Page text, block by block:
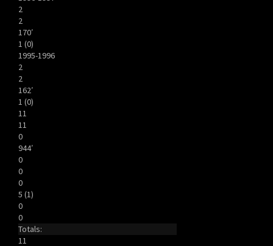
2
2
170′
1 (0)
1995-1996
2
2
162′
1 (0)
11
11
0
944′
0
0
0
5 (1)
0
0
Totals:
11